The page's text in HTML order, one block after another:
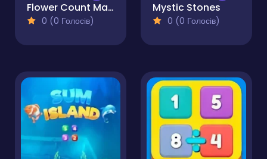
Flower Count Master
0 (0 Голосів)
Mystic Stones
0 (0 Голосів)